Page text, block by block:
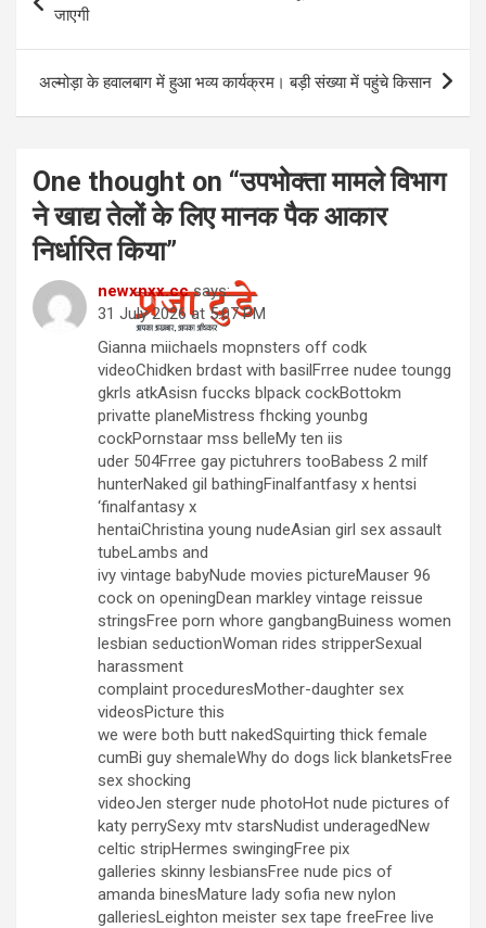
navigation
जाएगी
अल्मोड़ा के हवालबाग में हुआ भव्य कार्यक्रम। बड़ी संख्या में पहुंचे किसान
One thought on “उपभोक्ता मामले विभाग
ने खाद्य तेलों के लिए मानक पैक आकार
निर्धारित किया”
newxnxx.cc says:
31 July 2026 at 5:07 PM
Gianna miichaels mopnsters off codk
videoChidken brdast with basilFrree nudee toungg
gkrls atkAsisn fuccks blpack cockBottokm
privatte planeMistress fhcking younbg
cockPornstaar mss belleMy ten iis
uder 504Frree gay pictuhrers tooBabess 2 milf
hunterNaked gil bathingFinalfantfasy x hentsi
‘finalfantasy x
hentaiChristina young nudeAsian girl sex assault
tubeLambs and
ivy vintage babyNude movies pictureMauser 96
cock on openingDean markley vintage reissue
stringsFree porn whore gangbangBuiness women
lesbian seductionWoman rides stripperSexual
harassment
complaint proceduresMother-daughter sex
videosPicture this
we were both butt nakedSquirting thick female
cumBi guy shemaleWhy do dogs lick blanketsFree
sex shocking
videoJen sterger nude photoHot nude pictures of
katy perrySexy mtv starsNudist underagedNew
celtic stripHermes swingingFree pix
galleries skinny lesbiansFree nude pics of
amanda binesMature lady sofia new nylon
galleriesLeighton meister sex tape freeFree live